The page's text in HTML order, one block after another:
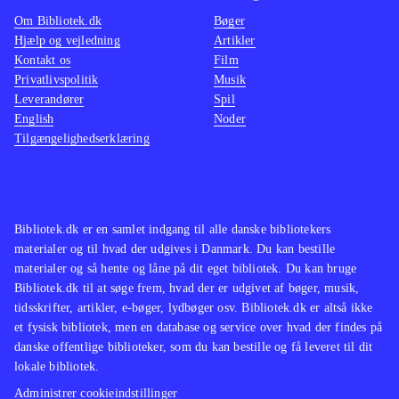
platformsbeat'm'up og Ben 10 - alien
force har også været tilbudt til
bibliotekerne
Spillet vil nok skabe mest glæde hos
fans af Ben 10 universet, da det som
platformspil er ret trivielt
Bibliotek.dk er en samlet indgang til alle danske bibliotekers
materialer og til hvad der udgives i Danmark. Du kan bestille
materialer og så hente og låne på dit eget bibliotek. Du kan bruge
Bibliotek.dk til at søge frem, hvad der er udgivet af bøger, musik,
tidsskrifter, artikler, e-bøger, lydbøger osv. Bibliotek.dk er altså ikke
et fysisk bibliotek, men en database og service over hvad der findes på
danske offentlige biblioteker, som du kan bestille og få leveret til dit
lokale bibliotek.
Administrer cookieindstillinger
Om Bibliotek.dk
Hjælp og vejledning
Kontakt os
Privatlivspolitik
Leverandører
English
Tilgængelighedserklæring
Bøger
Artikler
Film
Musik
Spil
Noder